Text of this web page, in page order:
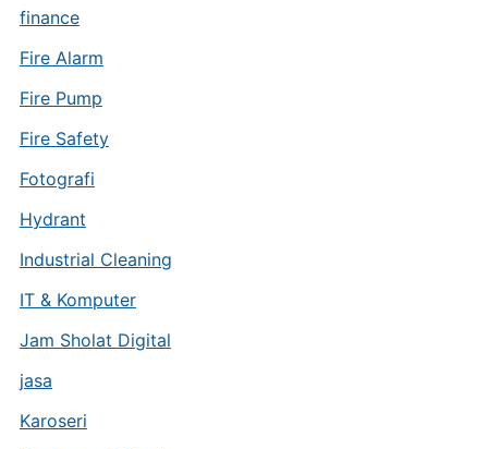
finance
Fire Alarm
Fire Pump
Fire Safety
Fotografi
Hydrant
Industrial Cleaning
IT & Komputer
Jam Sholat Digital
jasa
Karoseri